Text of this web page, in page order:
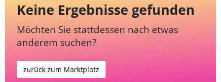
Keine Ergebnisse gefunden
Möchten Sie stattdessen nach etwas
anderem suchen?
zurück zum Marktplatz